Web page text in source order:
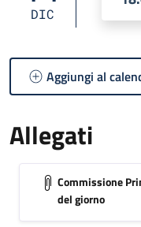
DIC
Aggiungi al
Allegati
Commissione
del giorno